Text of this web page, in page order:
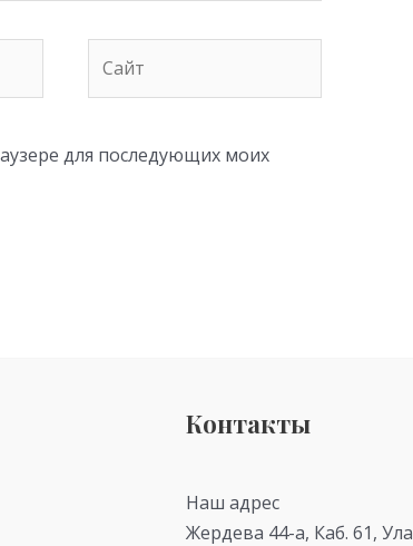
для последующих моих
Контакты
Наш адрес
Жердева 44-а, Каб. 61,